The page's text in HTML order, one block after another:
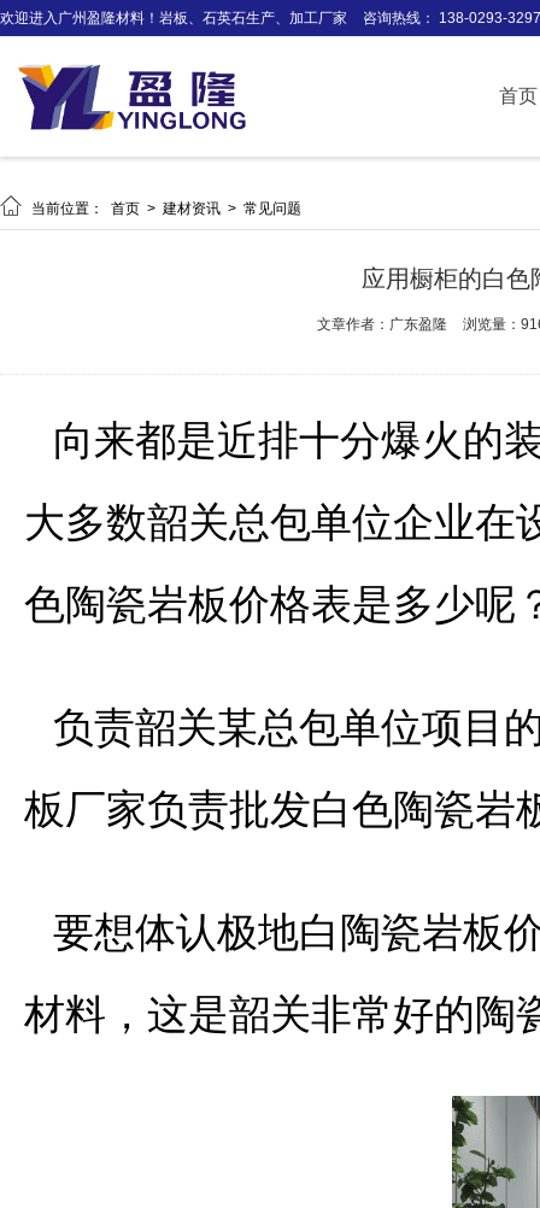
欢迎进入广州盈隆材料！岩板、石英石生产、加工厂家 咨询热线： 138-0293-3297
首页
 当前位置： 首页 > 建材资讯 > 常见问题
应用橱柜的白色
文章作者：广东盈隆 浏览量：
向来都是近排十分爆火的
大多数韶关总包单位企业在
色陶瓷岩板价格表是多少呢
负责韶关某总包单位项目
板厂家负责批发白色陶瓷岩
要想体认极地白陶瓷岩板
材料，这是韶关非常好的陶